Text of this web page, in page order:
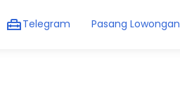
Telegram Pasang Lowongan